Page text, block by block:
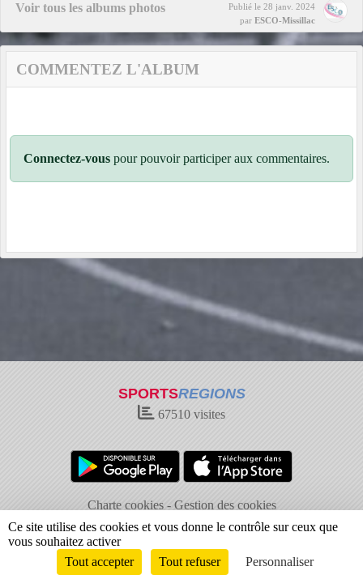
Voir tous les albums photos Publié le 28 janv. 2024
par ESCO-Missillac
COMMENTEZ L'ALBUM
Connectez-vous pour pouvoir participer aux commentaires.
SPORTSREGIONS
67510 visites
Charte cookies
Gestion des cookies
Informations légales
Signaler un contenu inapproprié
Envie de participer ? Connexion
Ce site utilise des cookies et vous donne le contrôle sur ceux que
vous souhaitez activer
Tout accepter
Tout refuser Personnaliser